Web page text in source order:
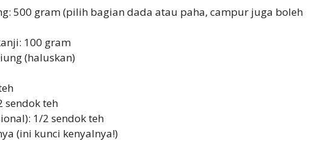
500 gram (pilih bagian dada atau paha, campur juga boleh
100 gram
(haluskan)
sendok teh
1/2 sendok teh
(ini kunci kenyalnya!)